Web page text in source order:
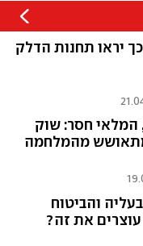
יראו תחנות הדלק
המלאי חסר: שוק
מתאושש מהמלחמה
והביטוח
את זה?